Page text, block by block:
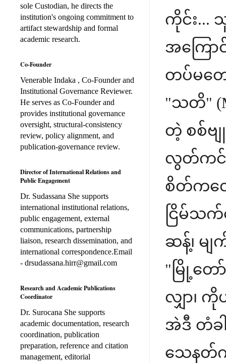
ကိုင်း...
အကြော
တပ်မတ
"သတိ"
တဲ့ စစ်ဗ
လွတ်ကင်း
စိတ်ကလေ
ငြိမ်သ
ဆန့်၊ မ
"မြို့တေ
လျှာ၊ ကို
အဲဒီ တံခ
သေနတ်ကို
sole Custodian, he directs the
institution's ongoing commitment to
artifact stewardship and formal
academic research.
Co-Founder
Venerable Indaka , Co-Founder and
Institutional Governance Reviewer.
He serves as Co-Founder and
provides institutional governance
oversight, structural-consistency
review, policy alignment, and
publication-governance review.
Director of International Relations and
Public Engagement
Dr. Sudassana She supports
international institutional relations,
public engagement, external
communications, partnership
liaison, research dissemination, and
international correspondence.Email
- drsudassana.hirr@gmail.com
Research and Academic Publications
Coordinator
Dr. Surocana She supports
academic documentation, research
coordination, publication
preparation, reference and citation
management, editorial